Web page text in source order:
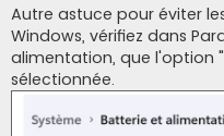
s
s
a
g
e
Autre astuce pour éviter
Windows, vérifiez dans
alimentation, que l'option
sélectionnée.